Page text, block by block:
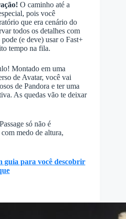
O caminho até a
pois você
que era cenário do
todos os detalhes com
(e deve) usar o Fast+
tempo na fila.
Montado em uma
de Avatar, você vai
de Pandora e ter uma
As quedas vão te deixar
só não é
medo de altura,
guia para você descobrir